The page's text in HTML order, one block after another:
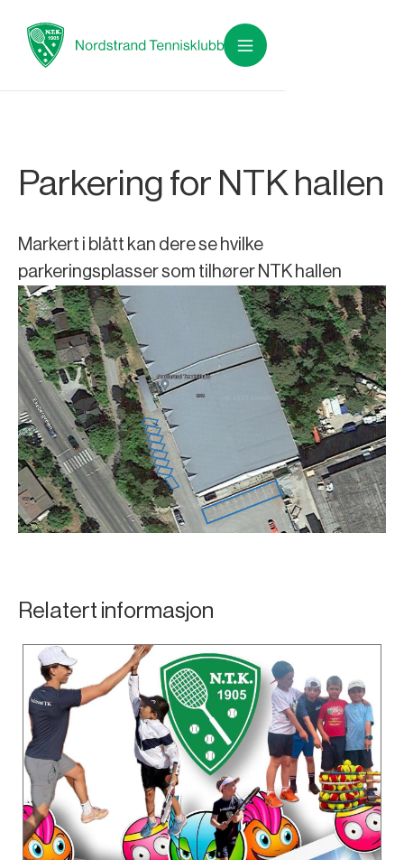
Parkering for NTK hallen
Markert i blått kan dere se hvilke
parkeringsplasser som tilhører NTK hallen
Relatert informasjon